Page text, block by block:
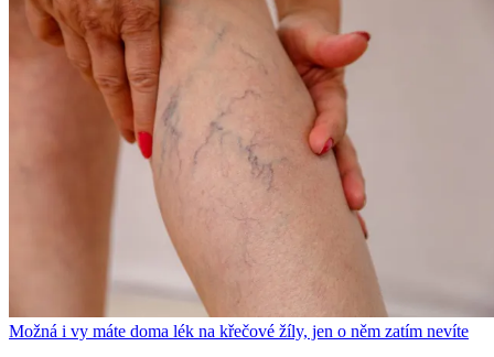
Možná i vy máte doma lék na křečové žíly, jen o něm zatím nevíte